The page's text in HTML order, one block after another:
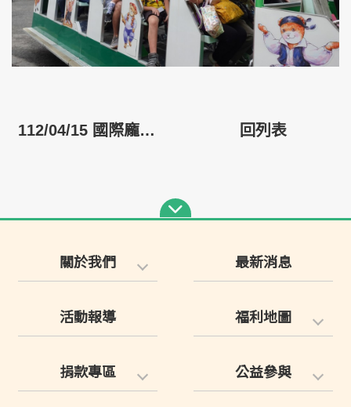
112/04/15 國際龐貝氏症日活動 大手牽小手 回列表
關於我們 最新消息
活動報導 福利地圖
捐款專區 公益參與